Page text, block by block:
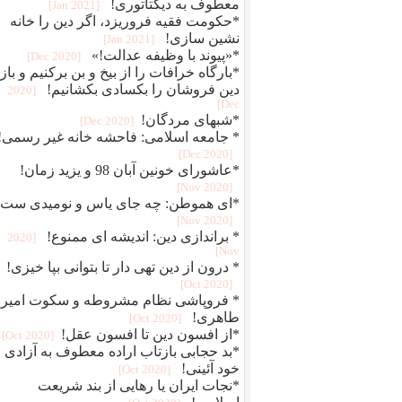
معطوف به دیکتاتوری! [2021 Jan]
*حکومت فقیه فروریزد، اگر دین را خانه
نشین سازی!
[2021 Jan]
*«پیوند با وظیفه عدالت!» [2020 Dec]
*بارگاه خرافات را از بیخ و بن برکنیم و
دین فروشان را بکسادی بکشانیم!
[2020
Dec]
*شبهای مردگان! [2020 Dec]
* جامعه اسلامی: فاحشه خانه غیر
[2020 Dec]
*عاشورای خونین آبان 98 و یزید زمان!
[2020 Nov]
*ای هموطن: چه جای یاس و نومیدی
[2020 Nov]
* براندازی دین: اندیشه ای ممنوع!
[2020
Nov]
* درون از دین تهی دار تا بتوانی بپا خیزی!
[2020 Oct]
* فروپاشی نظام مشروطه و سکوت امیر
طاهری!
[2020 Oct]
*از افسون دین تا افسون عقل! [2020 Oct]
*بد حجابی بازتاب اراده معطوف به آزادی
خود آئینی!
[2020 Oct]
*نجات ایران یا رهایی از بند شریعت